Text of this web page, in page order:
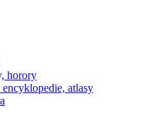
horory
atlasy